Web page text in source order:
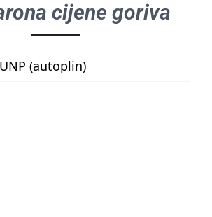
cijene goriva
UNP (autoplin)